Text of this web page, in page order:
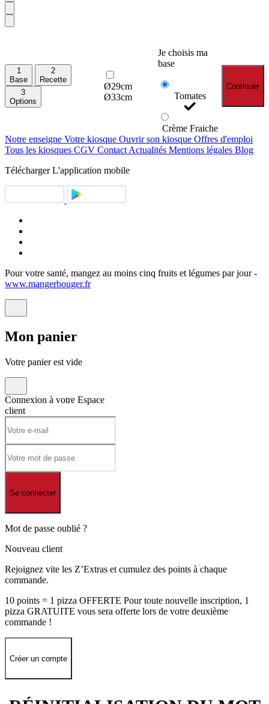
1
Base
2
Recette
3
Options
Ø29cm
Ø33cm
Je choisis ma
base
Tomates
Crème Fraiche
Continuer
Notre enseigne Votre kiosque Ouvrir son kiosque Offres d'emploi
Tous les kiosques CGV Contact Actualités Mentions légales Blog
Télécharger L'application mobile
Pour votre santé, mangez au moins cinq fruits et légumes par jour -
www.mangerbouger.fr
Mon panier
Votre panier est vide
Connexion à votre Espace
client
Se connecter
Mot de passe oublié ?
Nouveau client
Rejoignez vite les Z’Extras et cumulez des points à chaque
commande.
10 points = 1 pizza OFFERTE Pour toute nouvelle inscription, 1
pizza GRATUITE vous sera offerte lors de votre deuxième
commande !
Créer un compte